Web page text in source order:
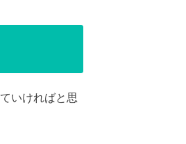
いければと思